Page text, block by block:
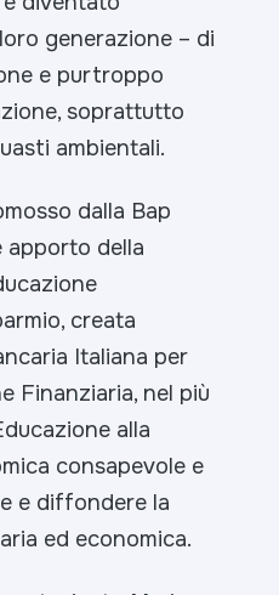
generazione – di
e purtroppo
soprattutto
ambientali.
dalla Bap
apporto della
creata
Italiana per
Finanziaria, nel più
alla
consapevole e
e diffondere la
ed economica.